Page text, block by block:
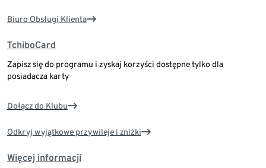
Biuro Obsługi Klienta
TchiboCard
Zapisz się do programu i zyskaj korzyści dostępne tylko dla
posiadacza karty
Dołącz do Klubu
Odkryj wyjątkowe przywileje i zniżki
Więcej informacji